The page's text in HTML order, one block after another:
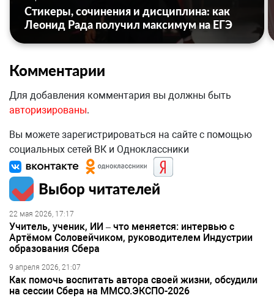
Стикеры, сочинения и дисциплина: как
Леонид Рада получил максимум на ЕГЭ
Комментарии
Для добавления комментария вы должны быть
авторизированы.
Вы можете зарегистрироваться на сайте с помощью
социальных сетей ВК и Одноклассники
Выбор читателей
22 мая 2026, 17:17
Учитель, ученик, ИИ – что меняется: интервью с
Артёмом Соловейчиком, руководителем Индустрии
образования Сбера
9 апреля 2026, 21:07
Как помочь воспитать автора своей жизни, обсудили
на сессии Сбера на ММСО.ЭКСПО-2026